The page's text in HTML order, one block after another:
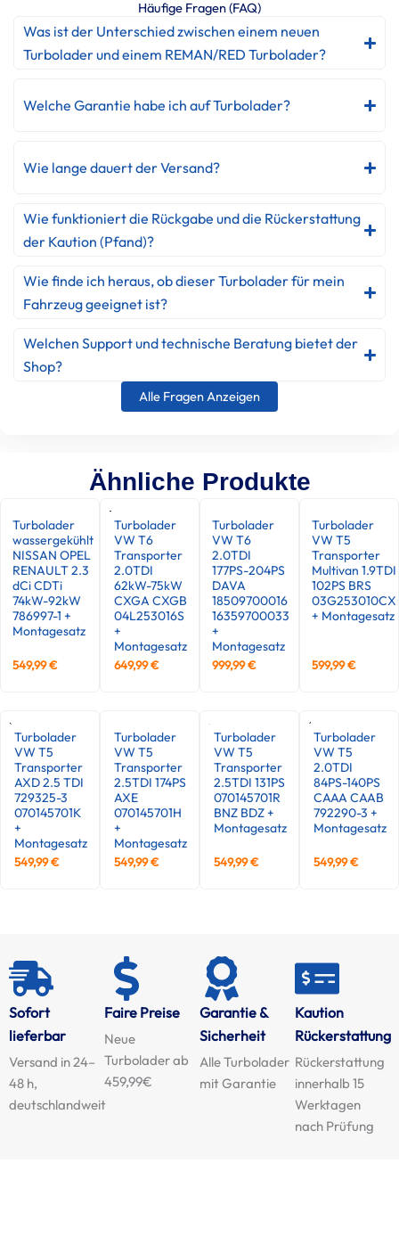
Häufige Fragen (FAQ)
Was ist der Unterschied zwischen einem neuen
Turbolader und einem REMAN/RED Turbolader?
Welche Garantie habe ich auf Turbolader?
Wie lange dauert der Versand?
Wie funktioniert die Rückgabe und die Rückerstattung
der Kaution (Pfand)?
Wie finde ich heraus, ob dieser Turbolader für mein
Fahrzeug geeignet ist?
Welchen Support und technische Beratung bietet der
Shop?
Alle Fragen Anzeigen
Ähnliche Produkte
Turbolader
wassergekühlt
NISSAN OPEL
RENAULT 2.3
dCi CDTi
74kW-92kW
786997-1 +
Montagesatz
549,99€
Turbolader
VW T6
Transporter
2.0TDI
62kW-75kW
CXGA CXGB
04L253016S
+
Montagesatz
649,99€
Turbolader
VW T6
2.0TDI
177PS-204PS
DAVA
18509700016
16359700033
+
Montagesatz
999,99€
Turbolader
VW T5
Transporter
Multivan 1.9TDI
102PS BRS
03G253010CX
+ Montagesatz
599,99€
Turbolader
VW T5
Transporter
AXD 2.5 TDI
729325-3
070145701K
+
Montagesatz
549,99€
Turbolader
VW T5
Transporter
2.5TDI 174PS
AXE
070145701H
+
Montagesatz
549,99€
Turbolader
VW T5
Transporter
2.5TDI 131PS
070145701R
BNZ BDZ +
Montagesatz
549,99€
Turbolader
VW T5
2.0TDI
84PS-140PS
CAAA CAAB
792290-3 +
Montagesatz
549,99€
Sofort
lieferbar
Versand in 24–
48 h,
deutschlandweit
Faire Preise
Neue
Turbolader ab
459,99€
Garantie &
Sicherheit
Alle Turbolader
mit Garantie
Kaution
Rückerstattung
Rückerstattung
innerhalb 15
Werktagen
nach Prüfung